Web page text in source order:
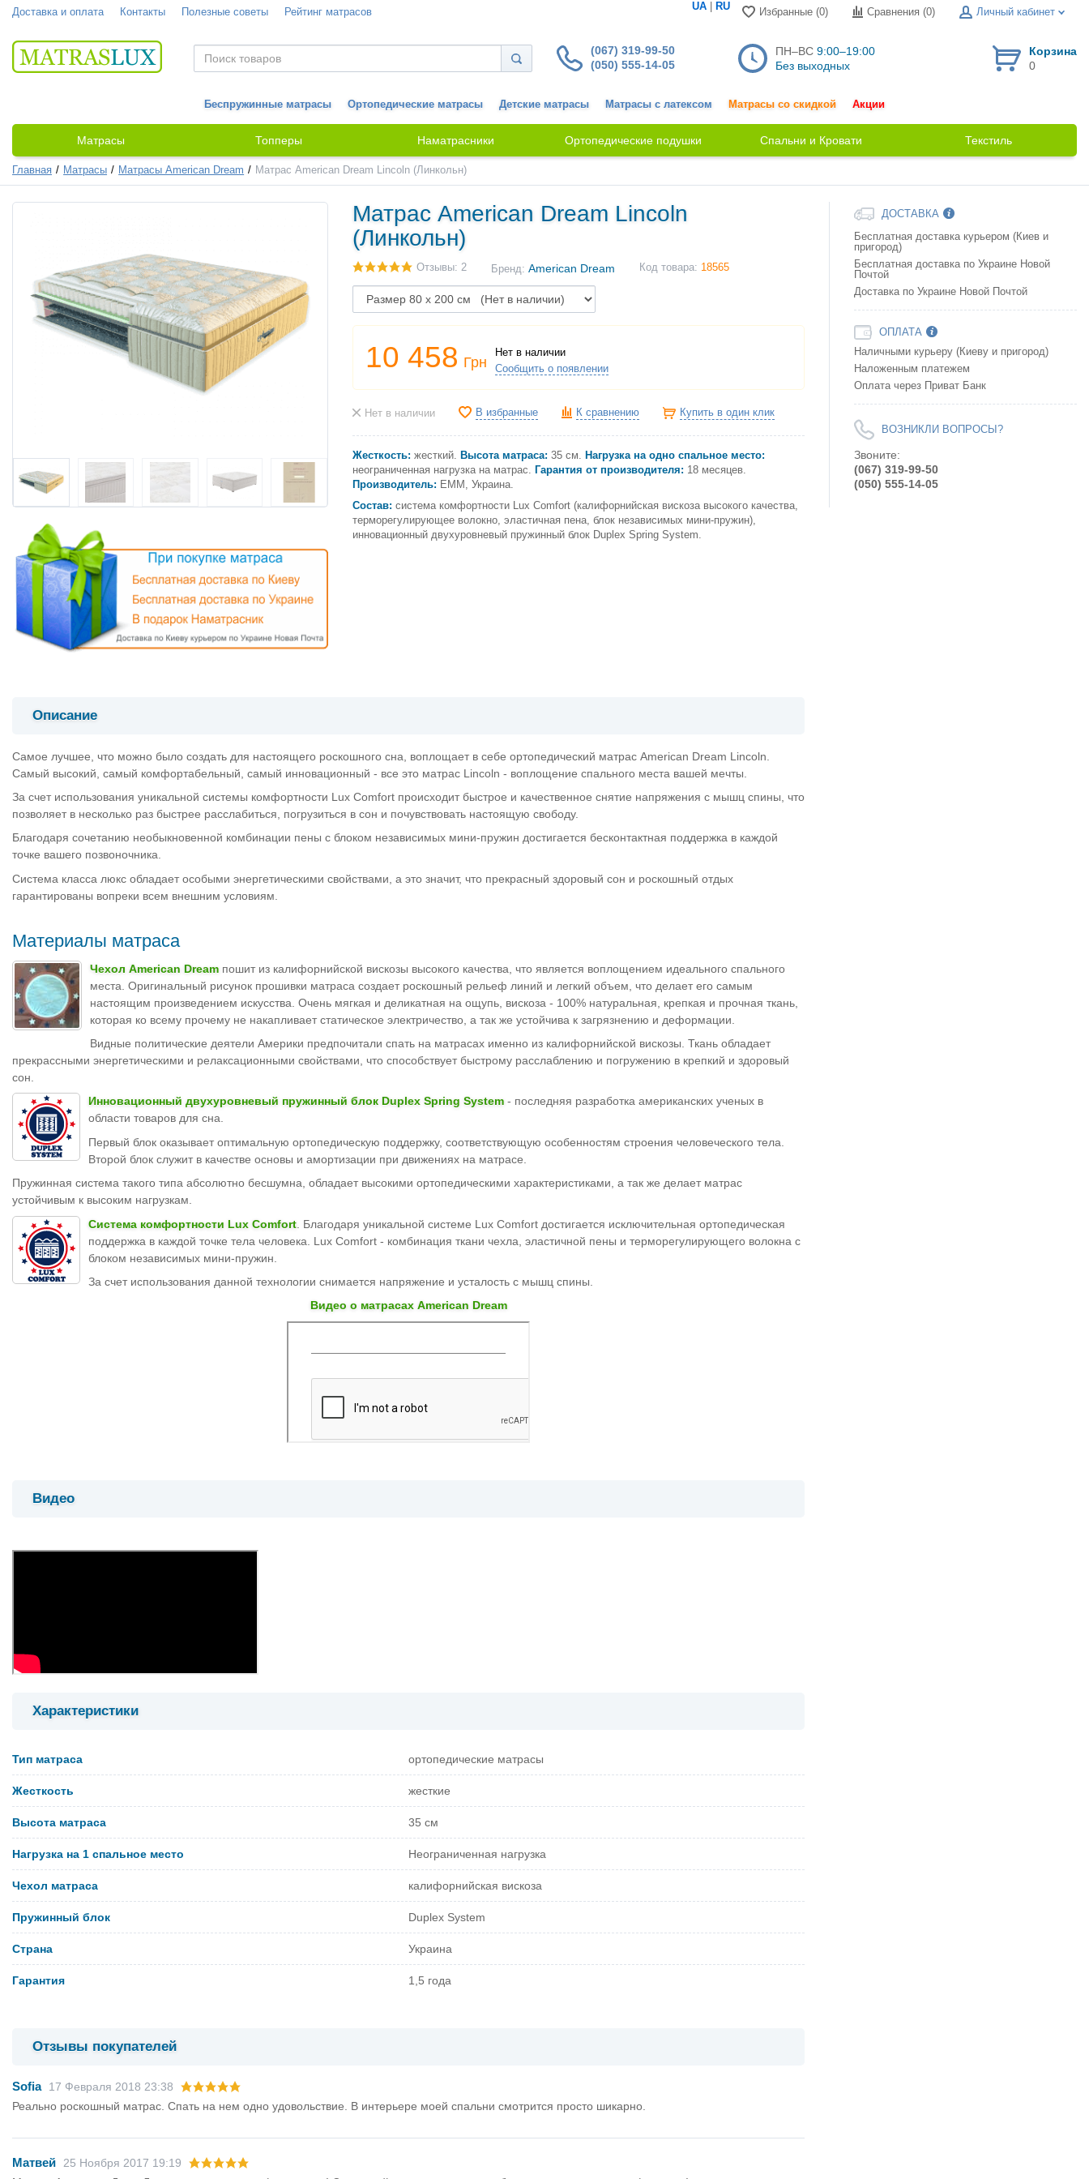
Доставка и оплата Контакты Полезные советы Рейтинг матрасов UA RU Избранные (0) Сравнения (0) Личный кабинет
(067) 319-99-50
(050) 555-14-05
ПН–ВС 9:00–19:00
Без выходных
Корзина
0
Беспружинные матрасы Ортопедические матрасы Детские матрасы Матрасы с латексом Матрасы со скидкой Акции
Матрасы Топперы Наматрасники Ортопедические подушки Спальни и Кровати Текстиль
Главная Матрасы Матрасы American Dream Матрас American Dream Lincoln (Линкольн)
Матрас American Dream Lincoln
(Линкольн)
Отзывы: 2 Бренд: American Dream Код товара: 18565
10 458 Грн
Нет в наличии
Сообщить о появлении
Нет в наличии В избранные К сравнению Купить в один клик
Жесткость: жесткий. Высота матраса: 35 см. Нагрузка на одно спальное место:
неограниченная нагрузка на матрас. Гарантия от производителя: 18 месяцев.
Производитель: ЕММ, Украина.
Состав: система комфортности Lux Comfort (калифорнийская вискоза высокого качества,
терморегулирующее волокно, эластичная пена, блок независимых мини-пружин),
инновационный двухуровневый пружинный блок Duplex Spring System.
Описание
Самое лучшее, что можно было создать для настоящего роскошного сна, воплощает в себе ортопедический матрас American Dream Lincoln.
Самый высокий, самый комфортабельный, самый инновационный - все это матрас Lincoln - воплощение спального места вашей мечты.
За счет использования уникальной системы комфортности Lux Comfort происходит быстрое и качественное снятие напряжения с мышц спины, что
позволяет в несколько раз быстрее расслабиться, погрузиться в сон и почувствовать настоящую свободу.
Благодаря сочетанию необыкновенной комбинации пены с блоком независимых мини-пружин достигается бесконтактная поддержка в каждой
точке вашего позвоночника.
Система класса люкс обладает особыми энергетическими свойствами, а это значит, что прекрасный здоровый сон и роскошный отдых
гарантированы вопреки всем внешним условиям.
Материалы матраса
Чехол American Dream пошит из калифорнийской вискозы высокого качества, что является воплощением идеального спального
места. Оригинальный рисунок прошивки матраса создает роскошный рельеф линий и легкий объем, что делает его самым
настоящим произведением искусства. Очень мягкая и деликатная на ощупь, вискоза - 100% натуральная, крепкая и прочная ткань,
которая ко всему прочему не накапливает статическое электричество, а так же устойчива к загрязнению и деформации.
Видные политические деятели Америки предпочитали спать на матрасах именно из калифорнийской вискозы. Ткань обладает
прекрассными энергетическими и релаксационными свойствами, что способствует быстрому расслаблению и погружению в крепкий и здоровый
сон.
Инновационный двухуровневый пружинный блок Duplex Spring System - последняя разработка американских ученых в
области товаров для сна.
Первый блок оказывает оптимальную ортопедическую поддержку, соответствующую особенностям строения человеческого тела.
Второй блок служит в качестве основы и амортизации при движениях на матрасе.
Пружинная система такого типа абсолютно бесшумна, обладает высокими ортопедическими характеристиками, а так же делает матрас
устойчивым к высоким нагрузкам.
Система комфортности Lux Comfort . Благодаря уникальной системе Lux Comfort достигается исключительная ортопедическая
поддержка в каждой точке тела человека. Lux Comfort - комбинация ткани чехла, эластичной пены и терморегулирующего волокна с
блоком независимых мини-пружин.
За счет использования данной технологии снимается напряжение и усталость с мышц спины.
Видео о матрасах American Dream
Видео
Характеристики
Тип матраса ортопедические матрасы
Жесткость жесткие
Высота матраса 35 см
Нагрузка на 1 спальное место Неограниченная нагрузка
Чехол матраса калифорнийская вискоза
Пружинный блок Duplex System
Страна Украина
Гарантия 1,5 года
Отзывы покупателей
Sofia
17 Февраля 2018 23:38
Реально роскошный матрас. Спать на нем одно удовольствие. В интерьере моей спальни смотрится просто шикарно.
Матвей 25 Ноября 2017 19:19
ДОСТАВКА
Бесплатная доставка курьером (Киев и
пригород)
Бесплатная доставка по Украине Новой
Почтой
Доставка по Украине Новой Почтой
ОПЛАТА
Наличными курьеру (Киеву и пригород)
Наложенным платежем
Оплата через Приват Банк
ВОЗНИКЛИ ВОПРОСЫ?
Звоните:
(067) 319-99-50
(050) 555-14-05